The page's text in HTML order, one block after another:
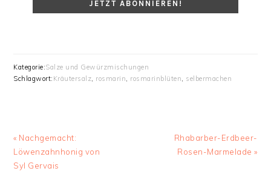
Kategorie:Salze und Gewürzmischungen
Schlagwort: Kräutersalz, rosmarin, rosmarinblüten, selbermachen
Vorheriger
Beitrag:
« Nachgemacht:
Löwenzahnhonig von
Syl Gervais
Nächster
Beitrag:
Rhabarber-Erdbeer-
Rosen-Marmelade »